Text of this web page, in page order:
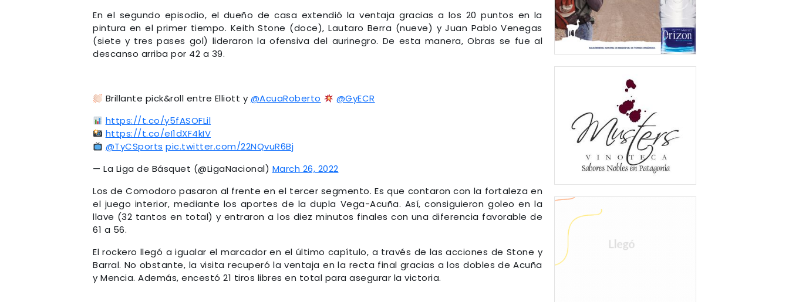
En el segundo episodio, el dueño de casa extendió la ventaja gracias a los 20 puntos en la
pintura en el primer tiempo. Keith Stone (doce), Lautaro Berra (nueve) y Juan Pablo Venegas
(siete y tres pases gol) lideraron la ofensiva del aurinegro. De esta manera, Obras se fue al
descanso arriba por 42 a 39.
Brillante pick&roll entre Elliott y @AcuaRoberto
@GyECR
https://t.co/y5fASOFLil
https://t.co/eI1dXF4kIV
@TyCSports pic.twitter.com/22NQvuR6Bj
— La Liga de Básquet (@LigaNacional) March 26, 2022
Los de Comodoro pasaron al frente en el tercer segmento. Es que contaron con la fortaleza en
el juego interior, mediante los aportes de la dupla Vega-Acuña. Así, consiguieron goleo en la
llave (32 tantos en total) y entraron a los diez minutos finales con una diferencia favorable de
61 a 56.
El rockero llegó a igualar el marcador en el último capítulo, a través de las acciones de Stone y
Barral. No obstante, la visita recuperó la ventaja en la recta final gracias a los dobles de Acuña
y Mencia. Además, encestó 21 tiros libres en total para asegurar la victoria.